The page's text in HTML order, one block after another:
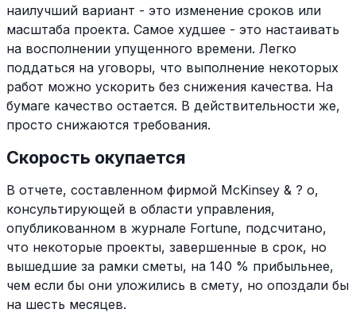
наилучший вариант - это изменение сроков или
масштаба проекта. Самое худшее - это настаивать
на восполнении упущенного времени. Легко
поддаться на уговоры, что выполнение некоторых
работ можно ускорить без снижения качества. На
бумаге качество остается. В действительности же,
просто снижаются требования.
Скорость окупается
В отчете, составленном фирмой McKinsey & ? о,
консультирующей в области управления,
опубликованном в журнале Fortune, подсчитано,
что некоторые проекты, завершенные в срок, но
вышедшие за рамки сметы, на 140 % прибыльнее,
чем если бы они уложились в смету, но опоздали бы
на шесть месяцев.